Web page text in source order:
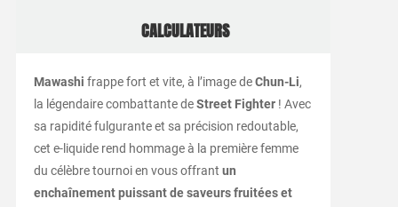
CALCULATEURS
Mawashi frappe fort et vite, à l’image deChun-Li,
la légendaire combattante deStreet Fighter! Avec
sa rapidité fulgurante et sa précision redoutable,
cet e-liquide rend hommage à la première femme
du célèbre tournoi en vous offrant un
enchaînement puissant de saveurs fruitées et